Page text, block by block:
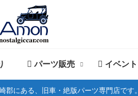
パーツ販売 イベント
郡にある、旧車・絶版パーツ専門店です。